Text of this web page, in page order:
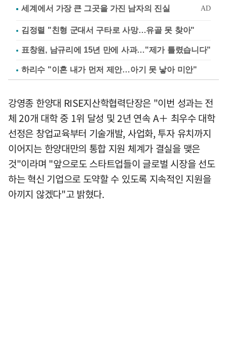
김정렬 "친형 군대서 구타로 사망…유골 못 찾아"
표창원, 남규리에 15년 만에 사과…"제가 틀렸습니다"
하리수 "이혼 내가 먼저 제안…아기 못 낳아 미안"
강영종 한양대 RISE지산학협력단장은 "이번 성과는 전
체 20개 대학 중 1위 달성 및 2년 연속 A＋ 최우수 대학
선정은 창업교육부터 기술개발, 사업화, 투자 유치까지
이어지는 한양대만의 통합 지원 체계가 결실을 맺은
것"이라며 "앞으로도 스타트업들이 글로벌 시장을 선도
하는 혁신 기업으로 도약할 수 있도록 지속적인 지원을
아끼지 않겠다"고 밝혔다.